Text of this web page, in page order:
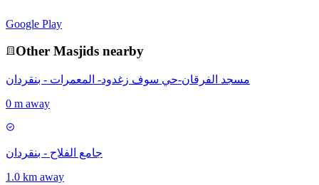
Google Play
Other Masjids nearby
مسجد الفرقان-حي سوف زغدود- المعمرات - بنقردان
0 m away
جامع الفلاح - بنقردان
1.0 km away